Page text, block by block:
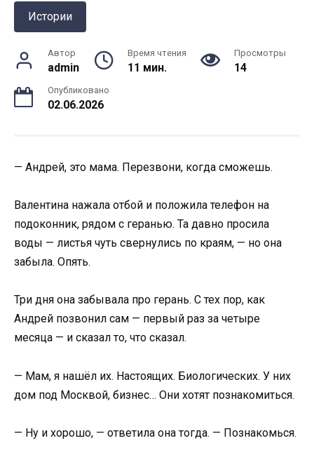
Истории
Автор
admin
Время чтения
11 мин.
Просмотры
14
Опубликовано
02.06.2026
— Андрей, это мама. Перезвони, когда сможешь.
Валентина нажала отбой и положила телефон на
подоконник, рядом с геранью. Та давно просила
воды — листья чуть свернулись по краям, — но она
забыла. Опять.
Три дня она забывала про герань. С тех пор, как
Андрей позвонил сам — первый раз за четыре
месяца — и сказал то, что сказал.
— Мам, я нашёл их. Настоящих. Биологических. У них
дом под Москвой, бизнес… Они хотят познакомиться.
— Ну и хорошо, — ответила она тогда. — Познакомься.